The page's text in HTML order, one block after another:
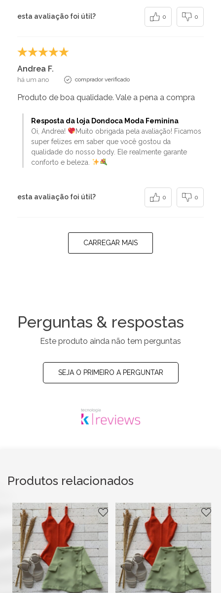
esta avaliação foi útil? 0 0
Andrea F.
há um ano comprador verificado
Produto de boa qualidade. Vale a pena a compra
Resposta da loja Dondoca Moda Feminina
Oi, Andrea!
Muito obrigada pela avaliação! Ficamos
super felizes em saber que você gostou da
qualidade do nosso body. Ele realmente garante
conforto e beleza.
esta avaliação foi útil? 0 0
CARREGAR MAIS
Perguntas & respostas
Este produto ainda não tem perguntas
SEJA O PRIMEIRO A PERGUNTAR
Produtos relacionados